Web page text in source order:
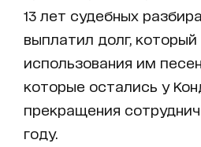
13 лет судебных
выплатил долг, который
использования им
которые остались у
прекращения
году.